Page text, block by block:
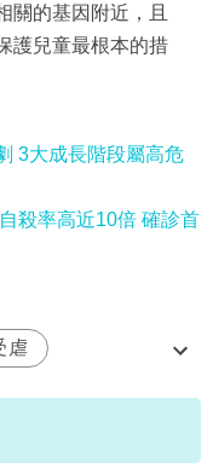
關的基因附近，且
護兒童最根本的措
3大成長階段屬高危
殺率高近10倍 確診首
虐